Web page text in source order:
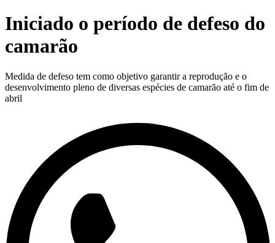
Iniciado o período de defeso do
camarão
Medida de defeso tem como objetivo garantir a reprodução e o
desenvolvimento pleno de diversas espécies de camarão até o fim de
abril